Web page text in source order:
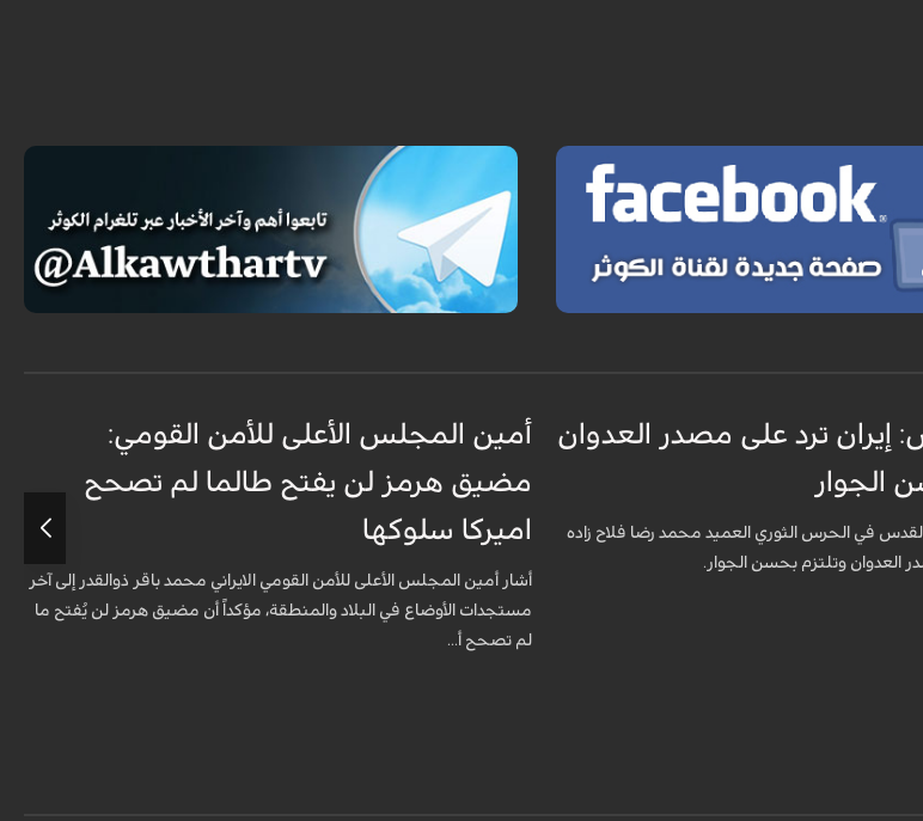
إيران ترد على مصدر العدوان
الجوار
القدس في الحرس الثوري العميد محمد رضا فلاح زاده
العدوان وتلتزم بحسن الجوار.
أمين المجلس الأعلى للأمن القومي:
مضيق هرمز لن يفتح طالما لم تصحح
اميركا سلوكها
أشار أمين المجلس الأعلى للأمن القومي الايراني محمد باقر ذوالقدر إلى آخر
مستجدات الأوضاع في البلاد والمنطقة، مؤكداً أن مضيق هرمز لن يُفتح ما
لم تصحح أ...